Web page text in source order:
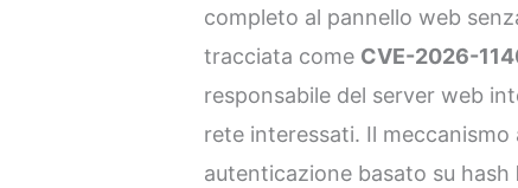
completo al pannello web
tracciata come CVE-2026-
responsabile del server web
rete interessati. Il
autenticazione basato su hash